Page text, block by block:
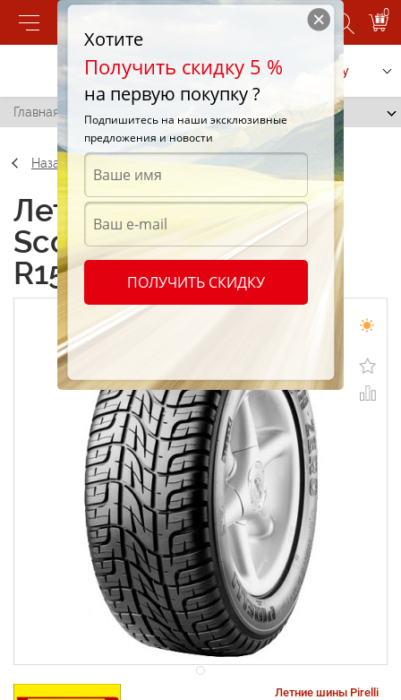
0
Позвонить Заказать услугу
Главная / Pirelli Scorpion Zero 255/65 R15 105H
Назад
Летние шины Pirelli
Scorpion Zero 255/65
R15 105H
Летние шины Pirelli
Хотите
Получить скидку 5 %
на первую покупку ?
Подпишитесь на наши эксклюзивные
предложения и новости
ПОЛУЧИТЬ СКИДКУ